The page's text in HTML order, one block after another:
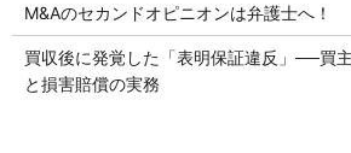
M&Aのセカンドオピニオンは弁護士へ！
買収後に発覚した「表明保証違反」──買
と損害賠償の実務